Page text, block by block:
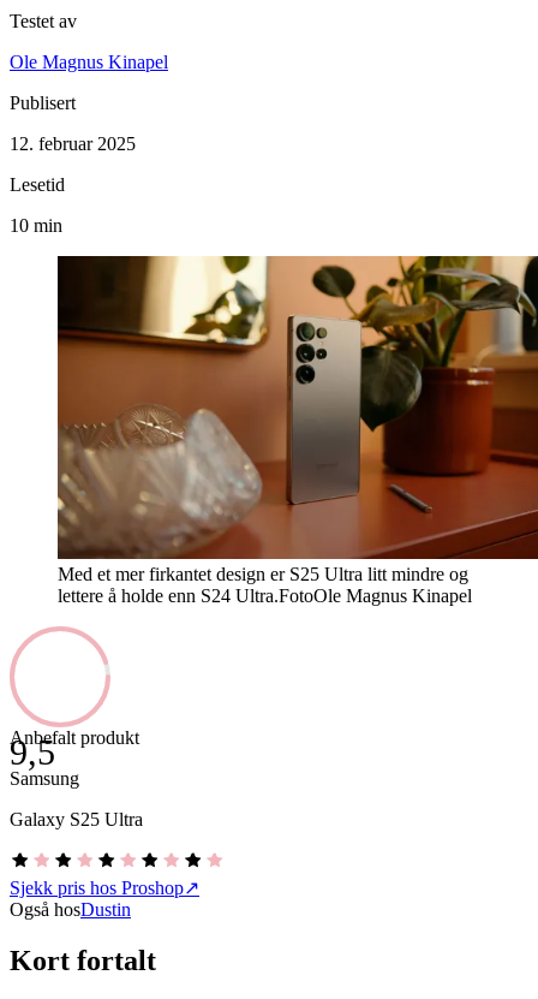
Testet av
Ole Magnus Kinapel
Publisert
12. februar 2025
Lesetid
10 min
Med et mer firkantet design er S25 Ultra litt mindre og
lettere å holde enn S24 Ultra.FotoOle Magnus Kinapel
9,5
Anbefalt produkt
Samsung
Galaxy S25 Ultra
Sjekk pris hos Proshop↗
Også hosDustin
Kort fortalt